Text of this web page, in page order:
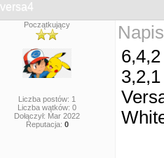
versa4
Początkujący
Liczba postów: 1
Liczba wątków: 0
Dołączył: Mar 2022
Reputacja: 0
6,4,2
3,2,1